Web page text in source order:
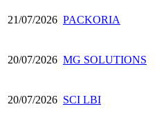
21/07/2026 PACKORIA
20/07/2026 MG SOLUTIONS
20/07/2026 SCI LBI